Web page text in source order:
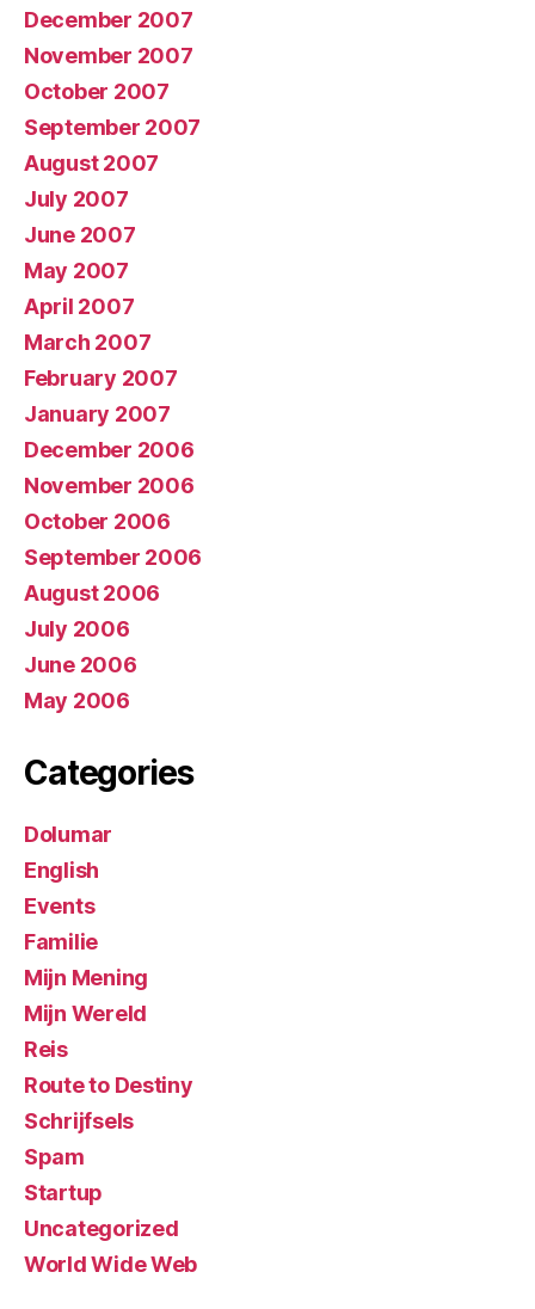
December 2007
November 2007
October 2007
September 2007
August 2007
July 2007
June 2007
May 2007
April 2007
March 2007
February 2007
January 2007
December 2006
November 2006
October 2006
September 2006
August 2006
July 2006
June 2006
May 2006
Categories
Dolumar
English
Events
Familie
Mijn Mening
Mijn Wereld
Reis
Route to Destiny
Schrijfsels
Spam
Startup
Uncategorized
World Wide Web